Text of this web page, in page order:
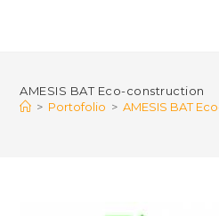
AMESIS BAT Eco-construction
> Portofolio > AMESIS BAT